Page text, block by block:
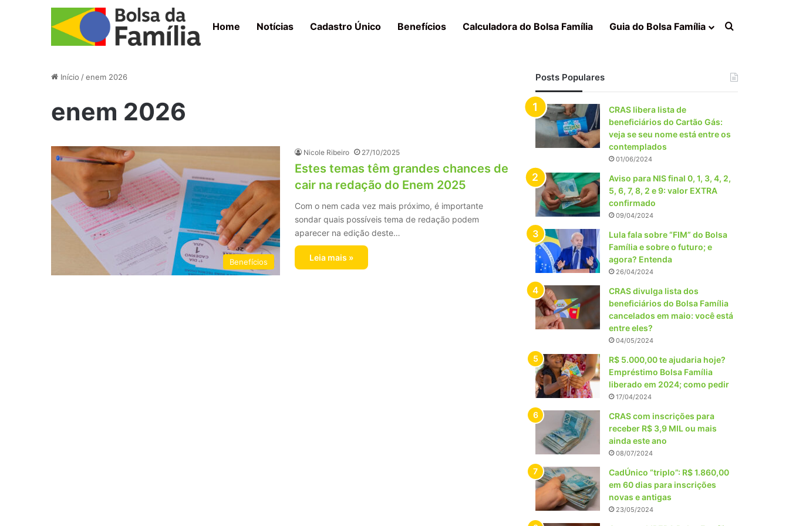
Home Notícias Cadastro Único Benefícios Calculadora do Bolsa Família Guia do Bolsa Família Procurar por
Início /enem 2026
enem 2026
Benefícios
Nicole Ribeiro 27/10/2025
Estes temas têm grandes chances de
cair na redação do Enem 2025
Com o nem cada vez mais próximo, é importante
sondar quais possíveis tema de redação podem
aparecer na edição deste…
Leia mais »
Posts Populares
CRAS libera lista de
beneficiários do Cartão Gás:
veja se seu nome está entre os
contemplados
01/06/2024
Aviso para NIS final 0, 1, 3, 4, 2,
5, 6, 7, 8, 2 e 9: valor EXTRA
confirmado
09/04/2024
Lula fala sobre “FIM” do Bolsa
Família e sobre o futuro; e
agora? Entenda
26/04/2024
CRAS divulga lista dos
beneficiários do Bolsa Família
cancelados em maio: você está
entre eles?
04/05/2024
R$ 5.000,00 te ajudaria hoje?
Empréstimo Bolsa Família
liberado em 2024; como pedir
17/04/2024
CRAS com inscrições para
receber R$ 3,9 MIL ou mais
ainda este ano
08/07/2024
CadÚnico “triplo”: R$ 1.860,00
em 60 dias para inscrições
novas e antigas
23/05/2024